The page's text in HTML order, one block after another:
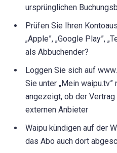
ursprünglichen
Prüfen Sie Ihren
„Apple”, „Google Play”,
als Abbuchender?
Loggen Sie sich auf
Sie unter „Mein
angezeigt, ob der
externen Anbieter
Waipu kündigen auf der
das Abo auch dort